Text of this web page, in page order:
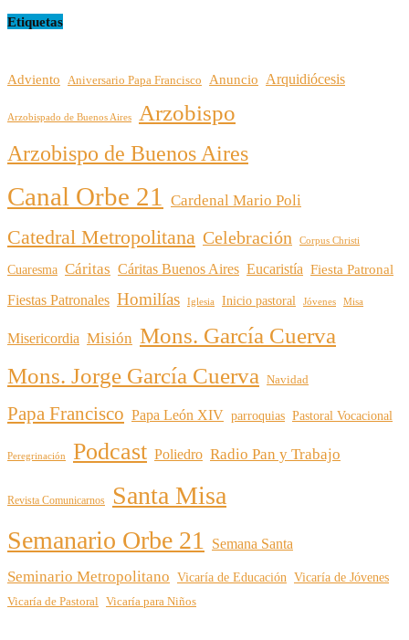
Etiquetas
Adviento Aniversario Papa Francisco Anuncio Arquidiócesis
Arzobispado de Buenos Aires Arzobispo
Arzobispo de Buenos Aires
Canal Orbe 21 Cardenal Mario Poli
Catedral Metropolitana Celebración Corpus Christi
Cuaresma Cáritas Cáritas Buenos Aires Eucaristía Fiesta Patronal
Fiestas Patronales Homilías Iglesia Inicio pastoral Jóvenes Misa
Misericordia Misión Mons. García Cuerva
Mons. Jorge García Cuerva
Navidad
Papa Francisco Papa León XIV parroquias Pastoral Vocacional
Peregrinación Podcast Poliedro Radio Pan y Trabajo
Revista Comunicarnos
Santa Misa
Semanario Orbe 21
Semana Santa
Seminario Metropolitano Vicaría de Educación Vicaría de Jóvenes
Vicaría de Pastoral Vicaría para Niños